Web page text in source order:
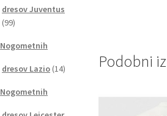
Podobni
dresov Juventus
9999
Nogometnih
dresov Lazio 1414
Nogometnih